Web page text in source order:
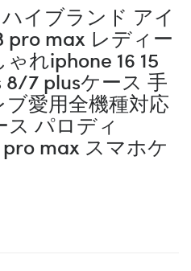
イブランド アイ
pro max レディー
れiphone 16 15
8/7 plusケース 手
愛用全機種対応
パロディ
pro max スマホケ